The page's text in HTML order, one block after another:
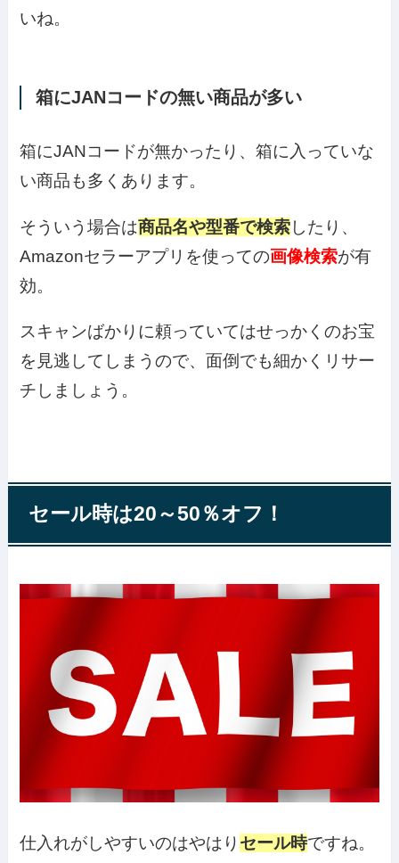
いね。
箱にJANコードの無い商品が多い
箱にJANコードが無かったり、箱に入っていな
い商品も多くあります。
そういう場合は商品名や型番で検索したり、
Amazonセラーアプリを使っての画像検索が有
効。
スキャンばかりに頼っていてはせっかくのお宝
を見逃してしまうので、面倒でも細かくリサー
チしましょう。
セール時は20～50％オフ！
仕入れがしやすいのはやはり セール時ですね。